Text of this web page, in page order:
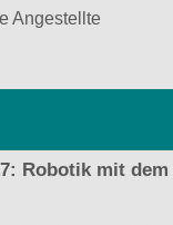
Angestellte
Robotik mit